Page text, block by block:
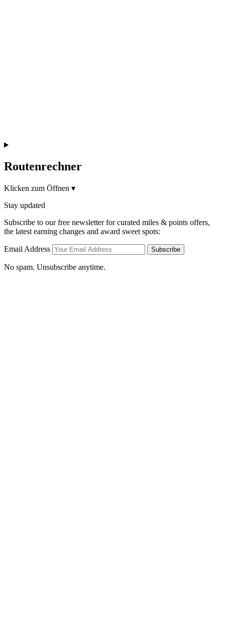
Routenrechner
Klicken zum Öffnen ▾
Stay updated
Subscribe to our free newsletter for curated miles & points offers,
the latest earning changes and award sweet spots:
Email Address Subscribe
No spam. Unsubscribe anytime.